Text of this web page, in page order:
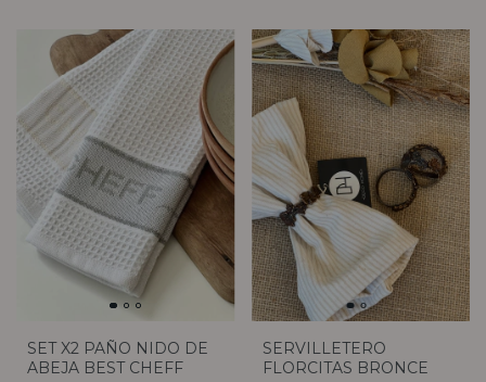
SET X2 PAÑO NIDO DE
ABEJA BEST CHEFF
SERVILLETERO
FLORCITAS BRONCE